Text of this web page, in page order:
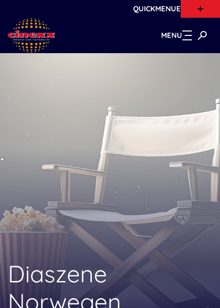
Zum Hauptinhalt springen
QUICKMENUE
MENU
Diaszene
Norwegen